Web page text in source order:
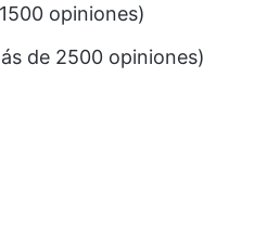
opiniones)
de 2500 opiniones)